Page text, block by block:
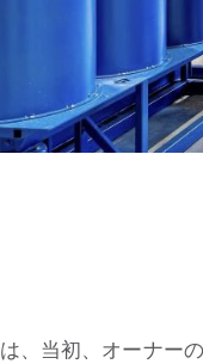
、当初、オーナー